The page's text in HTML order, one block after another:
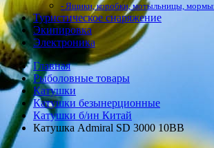
- Ящики, коробки, мотыльницы,
Туристическое снаряжение
Экипировка
Электроника
Главная
Рыболовные товары
Катушки
Катушки безынерционные
Катушки б/ин Китай
Катушка Admiral SD 3000 10BB